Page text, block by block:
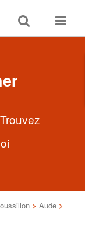
Toggle
search
Toggle
> Aude >